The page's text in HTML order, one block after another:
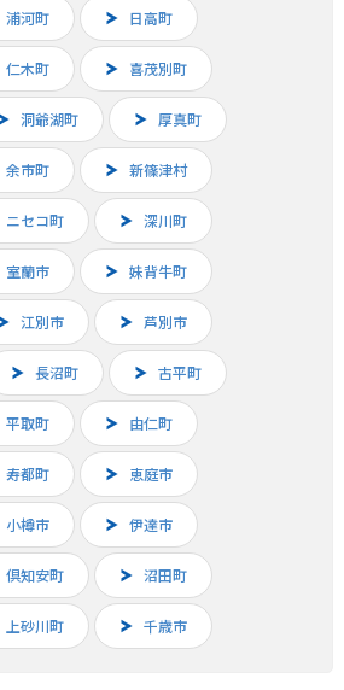
浦河町 日高町
仁木町 喜茂別町
洞爺湖町 厚真町
余市町 新篠津村
ニセコ町 深川町
室蘭市 妹背牛町
江別市 芦別市
長沼町 古平町
平取町 由仁町
寿都町 恵庭市
小樽市 伊達市
倶知安町 沼田町
上砂川町 千歳市